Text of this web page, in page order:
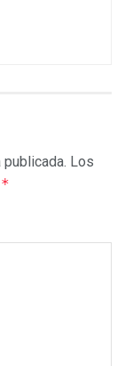
Los
*